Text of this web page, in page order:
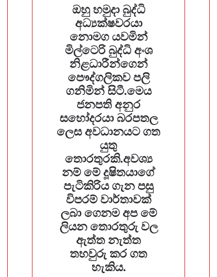
ඔහු හමුදා බුද්ධි
අධ්‍යක්ෂවරයා
නොමග යවමින්
මිල්ටෙරි බුද්ධි ⁣අංශ
නිළධාරීන්ගෙන්
පෞද්ගලිකව පලි
ගනිමින් සිටී.මෙය
ජනපති අනුර
සහෝදරයා බරපතල
ලෙස අවධානයට ගත
යුතු
තොරතුරකි.අවශ්‍ය
නම් මේ දූෂිතයාගේ
පැටිකිරිය ගැන පසු
විපරම් වාර්තාවක්
ලබා ගෙනම අප මේ
ලියන තොරතුරු වල
ඇත්ත නැත්ත
තහවුරු කර ගත
හැකිය.